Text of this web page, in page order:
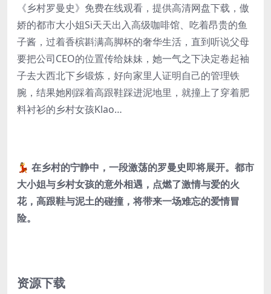
《乡村罗曼史》免费在线观看，提供高清网盘下载，傲
娇的都市大小姐Si天天出入高级咖啡馆、吃着昂贵的鱼
子酱，过着香槟斟满高脚杯的奢华生活，直到听说父母
要把公司CEO的位置传给妹妹，她一气之下决定卷起袖
子去大西北下乡锻炼，好向家里人证明自己的管理铁
腕，结果她刚踩着高跟鞋踩进泥地里，就撞上了穿着肥
料衬衫的乡村女孩Klao…
💃 在乡村的宁静中，一段激荡的罗曼史即将展开。都市
大小姐与乡村女孩的意外相遇，点燃了激情与爱的火
花，高跟鞋与泥土的碰撞，将带来一场难忘的爱情冒
险。
资源下载